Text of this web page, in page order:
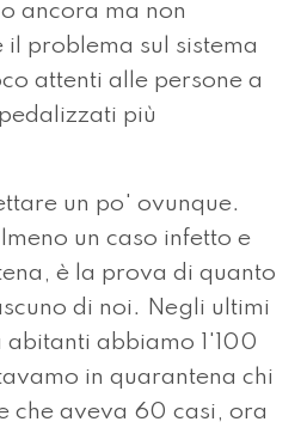
ancora ma non
problema sul sistema
attenti alle persone a
più
un po' ovunque.
un caso infetto e
è la prova di quanto
di noi. Negli ultimi
abitanti abbiamo 1'100
in quarantena chi
che aveva 60 casi, ora